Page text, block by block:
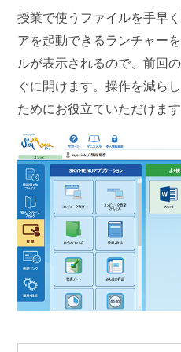
授業で使うファイルを手早
アを起動できるランチャー
ルが表示されるので、前回
ぐに開けます。操作を減ら
ためにお役立ていただけます